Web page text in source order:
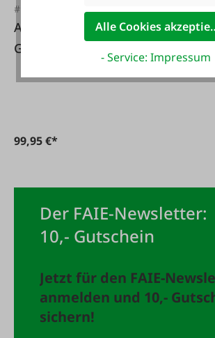
#FA130905
Anschweißplatte zu
GripCut 150
99,95 €*
Der FAIE-Newsletter:
10,- Gutschein
Jetzt für den FAIE-
anmelden und 10,-
sichern!
Alle Cookies
- Service: Impressum